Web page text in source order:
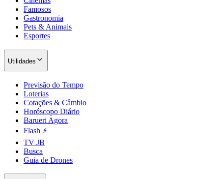
São Paulo
Famosos
Gastronomia
Pets & Animais
Esportes
Utilidades
Previsão do Tempo
Loterias
Cotações & Câmbio
Horóscopo Diário
Barueri Agora
Flash ⚡
TV JB
Busca
Guia de Drones